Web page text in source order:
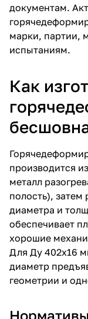
документам.
марки, партии,
испытаниям.
Как
производится
металл
полость), затем
диаметра и
обеспечивает
хорошие
Для Ду 402х16
диаметр
геометрии и